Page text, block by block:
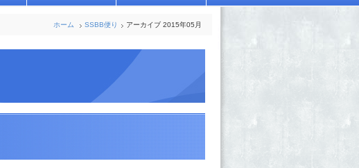
ホーム SSBB便り アーカイブ 2015年05月